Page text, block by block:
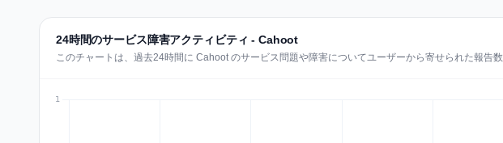
24時間のサービス障害アクティビティ - Cahoot
このチャートは、過去24時間に Cahoot のサービス問題や障害についてユーザーから寄せられた報告数